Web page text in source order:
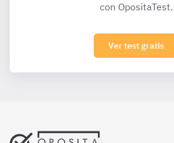
con OpositaTest.
Ver test gratis